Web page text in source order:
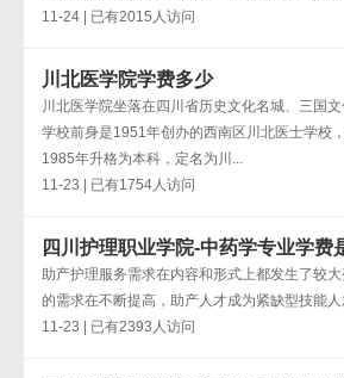
11-24 | 已有2015人访问
川北医学院学费多少
川北医学院坐落在四川省历史文化名城、三国
学校前身是1951年创办的西南区川北医士学校
1985年升格为本科，定名为川...
11-23 | 已有1754人访问
四川护理职业学院-中药学专业学费
助产护理服务需求在内容和形式上都发生了较
的需求在不断提高，助产人才成为紧缺型技能人
11-23 | 已有2393人访问